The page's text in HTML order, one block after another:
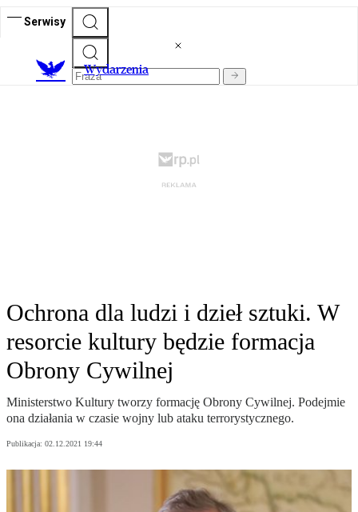
Serwisy
Wydarzenia
Ochrona dla ludzi i dzieł sztuki. W
resorcie kultury będzie formacja
Obrony Cywilnej
Ministerstwo Kultury tworzy formację Obrony Cywilnej. Podejmie
ona działania w czasie wojny lub ataku terrorystycznego.
Publikacja: 02.12.2021 19:44